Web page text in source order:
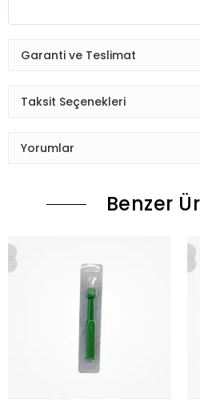
Garanti ve Teslimat
Taksit Seçenekleri
Yorumlar
Benzer